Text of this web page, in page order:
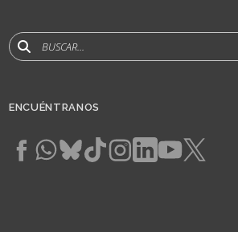
Buscar
ENCUÉNTRANOS